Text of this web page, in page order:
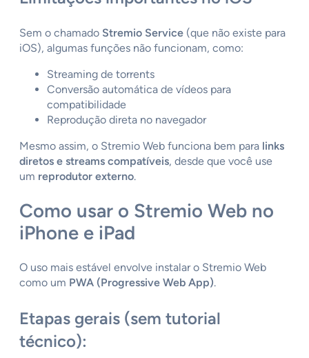
Sem o chamado Stremio Service (que não existe para
iOS), algumas funções não funcionam, como:
Streaming de torrents
Conversão automática de vídeos para
compatibilidade
Reprodução direta no navegador
Mesmo assim, o Stremio Web funciona bem para links
diretos e streams compatíveis, desde que você use
um reprodutor externo.
Como usar o Stremio Web no
iPhone e iPad
O uso mais estável envolve instalar o Stremio Web
como um PWA (Progressive Web App).
Etapas gerais (sem tutorial
técnico):